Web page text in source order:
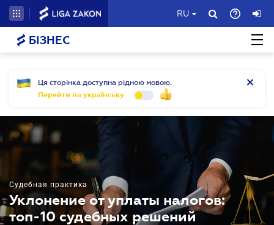
RU
БІЗНЕС
Ця сторінка доступна рідною мовою.
Перейти на українську
Судебная практика
Уклонение от уплаты налогов:
топ-10 судебных решений